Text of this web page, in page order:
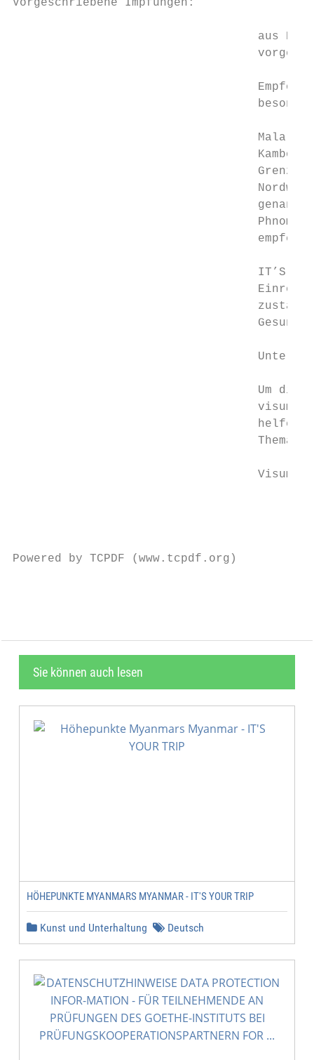
Vorgeschriebene Impfungen:
aus
Phnom
IT’S
Um die
helfen
Thema
Powered by TCPDF (www.tcpdf.org)
Sie können auch lesen
HÖHEPUNKTE MYANMARS MYANMAR - IT'S YOUR TRIP
Kunst und Unterhaltung Deutsch